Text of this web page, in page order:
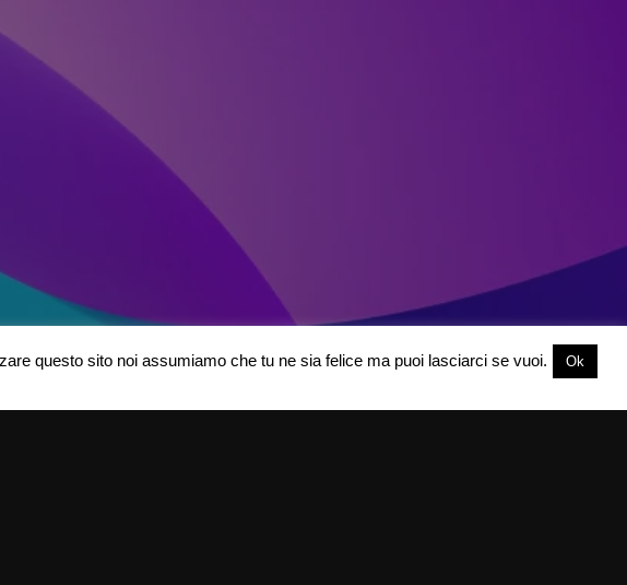
questo sito noi assumiamo che tu ne sia felice ma puoi lasciarci se vuoi. Ok